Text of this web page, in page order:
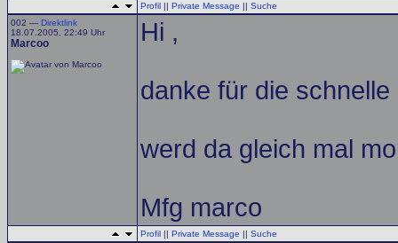
Profil || Private Message || Suche
002 — Direktlink
18.07.2005, 22:49 Uhr
Marcoo Hi ,
danke für die schnelle
werd da gleich mal
Mfg marco
Profil || Private Message || Suche